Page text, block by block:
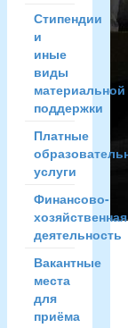
Стипендии
и
иные
виды
материальной
поддержки
Платные
услуги
Финансово-
хозяйственная
деятельность
Вакантные
места
для
приёма